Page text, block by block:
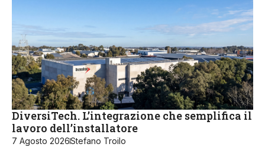
DiversiTech. L’integrazione che semplifica il
lavoro dell’installatore
7 Agosto 2026Stefano Troilo